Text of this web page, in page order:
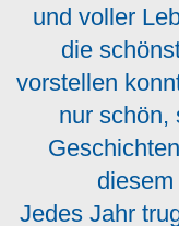
und voller
die
vorstellen
nur schön,
Jedes Jahr